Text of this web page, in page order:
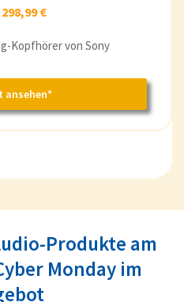
298,99 €
Kopfhörer von Sony
ansehen*
Produkte am
Monday im